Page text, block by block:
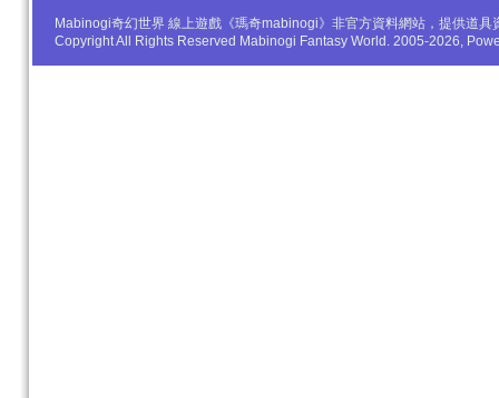
Mabinogi奇幻世界 線上遊戲《瑪奇mabinogi》非官方資料網站，提供道
Copyright All Rights Reserved Mabinogi Fantasy World. 2005-2026,